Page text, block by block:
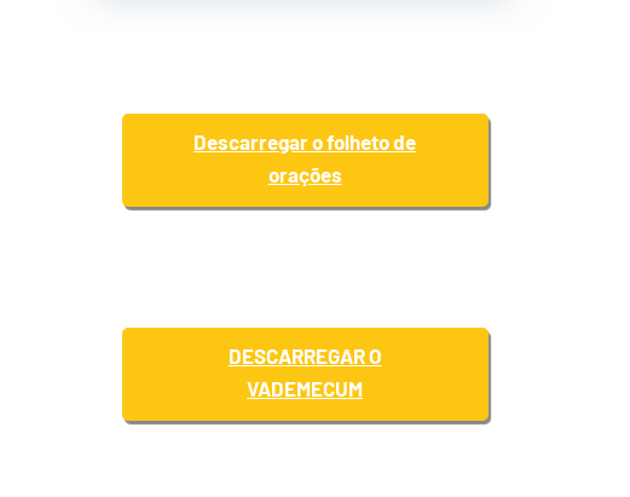
Descarregar o folheto de
orações
DESCARREGAR O
VADEMECUM